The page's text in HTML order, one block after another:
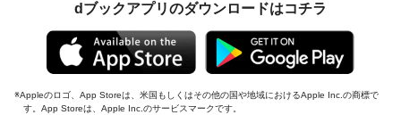
dブックアプリのダウンロードはコチラ
Appleのロゴ、App Storeは、米国もしくはその他の国や地域におけるApple Inc.の商標で
す。App Storeは、Apple Inc.のサービスマークです。